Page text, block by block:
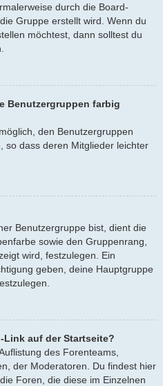
durch die Board-
Gruppe erstellt wird. Wenn du
möchtest, dann solltest du
Benutzergruppen farbig
den Benutzergruppen
so dass deren Mitglieder leichter
Benutzergruppe bist, dient die
sowie den Gruppenrang,
wird, festzulegen. Ein
geben, deine Hauptgruppe
Link auf der Startseite?
des Forenteams,
der Moderatoren. Du findest hier
Foren, die diese im Einzelnen